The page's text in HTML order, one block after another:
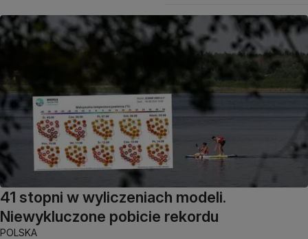
41 stopni w wyliczeniach modeli.
Niewykluczone pobicie rekordu
POLSKA